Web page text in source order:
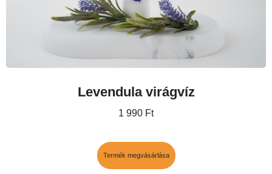
Levendula virágvíz
1 990 Ft
Termék megvásárlása